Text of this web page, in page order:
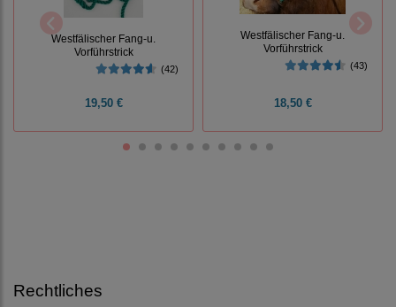
Westfälischer Fang-u.
Vorführstrick
(42)
19,50 €
Westfälischer Fang-u.
Vorführstrick
(43)
18,50 €
Rechtliches